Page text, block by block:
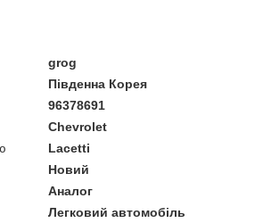
grog
Південна Корея
96378691
Chevrolet
Lacetti
Новий
Аналог
Легковий автомобіль